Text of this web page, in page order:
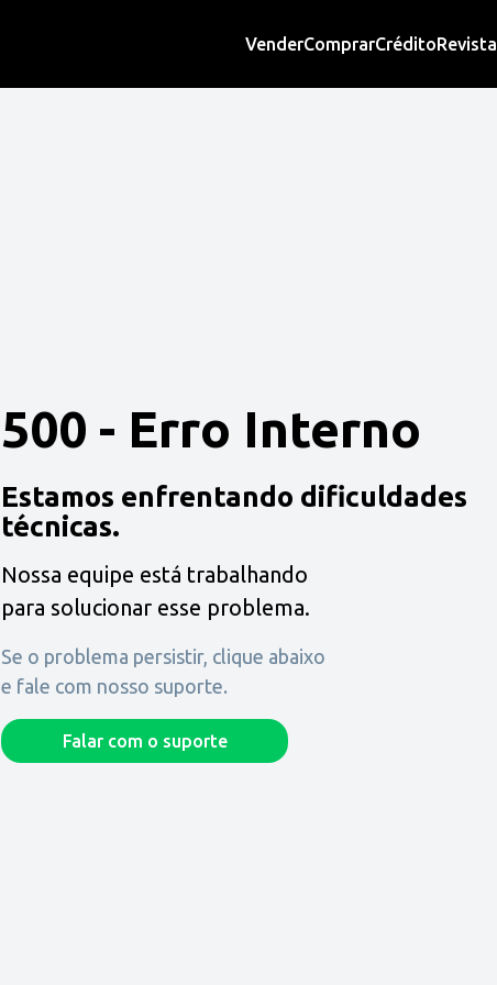
VenderComprarCréditoRevista
500 - Erro Interno
Estamos enfrentando dificuldades
técnicas.
Nossa equipe está trabalhando
para solucionar esse problema.
Se o problema persistir, clique abaixo
e fale com nosso suporte.
Falar com o suporte